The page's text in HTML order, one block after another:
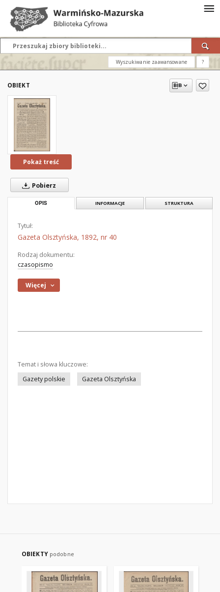
Wyszukiwanie zaawansowane ?
OBIEKT
Pokaż treść
Pobierz
OPIS INFORMACJE STRUKTURA
Tytuł:
Gazeta Olsztyńska, 1892, nr 40
Rodzaj dokumentu:
czasopismo
Więcej
Temat i słowa kluczowe:
Gazety polskie
Gazeta Olsztyńska
OBIEKTY podobne